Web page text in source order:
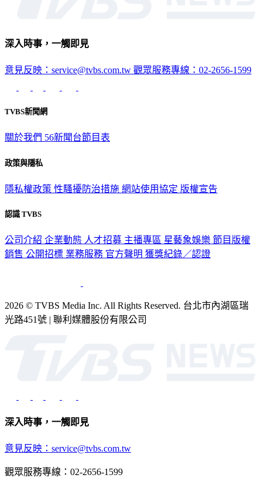
深入時事，一觸即見
意見反映：service@tvbs.com.tw 觀眾服務專線：02-2656-1599
TVBS新聞網
關於我們 56新聞台節目表
政策與隱私
隱私權政策 性騷擾防治措施 網站使用協定 版權宣告
認識 TVBS
公司介紹 企業動態 人才招募 主播專區 星藝象娛樂 節目版權
銷售 公開招標 業務服務 官方聲明 獲獎紀錄／認證
2026 © TVBS Media Inc. All Rights Reserved. 台北市內湖區瑞
光路451號 | 聯利媒體股份有限公司
深入時事，一觸即見
意見反映：service@tvbs.com.tw
觀眾服務專線：02-2656-1599